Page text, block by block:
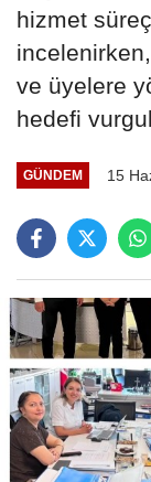
hizmet
ve üyelere
hedefi
GÜNDEM 15